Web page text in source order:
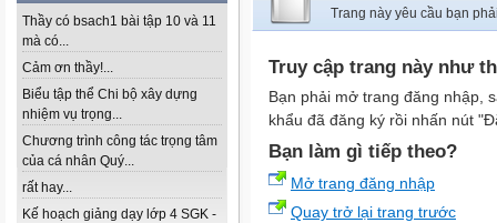
Thầy có bsach1 bài tập 10 và 11
mà có...
Cảm ơn thầy!...
Biểu tập thể Chi bộ xây dựng
nhiệm vụ trọng...
Chương trình công tác trọng tâm
của cá nhân Quý...
rất hay...
Kế hoạch giảng dạy lớp 4 SGK -
Trang này yêu cầu bạn
Truy cập trang này như
Bạn phải mở trang đăng nhập,
khẩu đã đăng ký rồi nhấn nút
Bạn làm gì tiếp theo?
Mở trang đăng nhập
Quay trở lại trang trước